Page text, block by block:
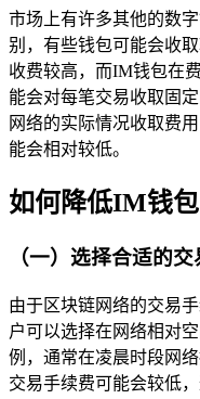
市场上有许多其他的数
别，有些钱包可能会收
收费较高，而IM钱包在
能会对每笔交易收取固
网络的实际情况收取费
能会相对较低。
如何降低IM钱
（一）选择合适的
由于区块链网络的交易
户可以选择在网络相对
例，通常在凌晨时段网
交易手续费可能会较低